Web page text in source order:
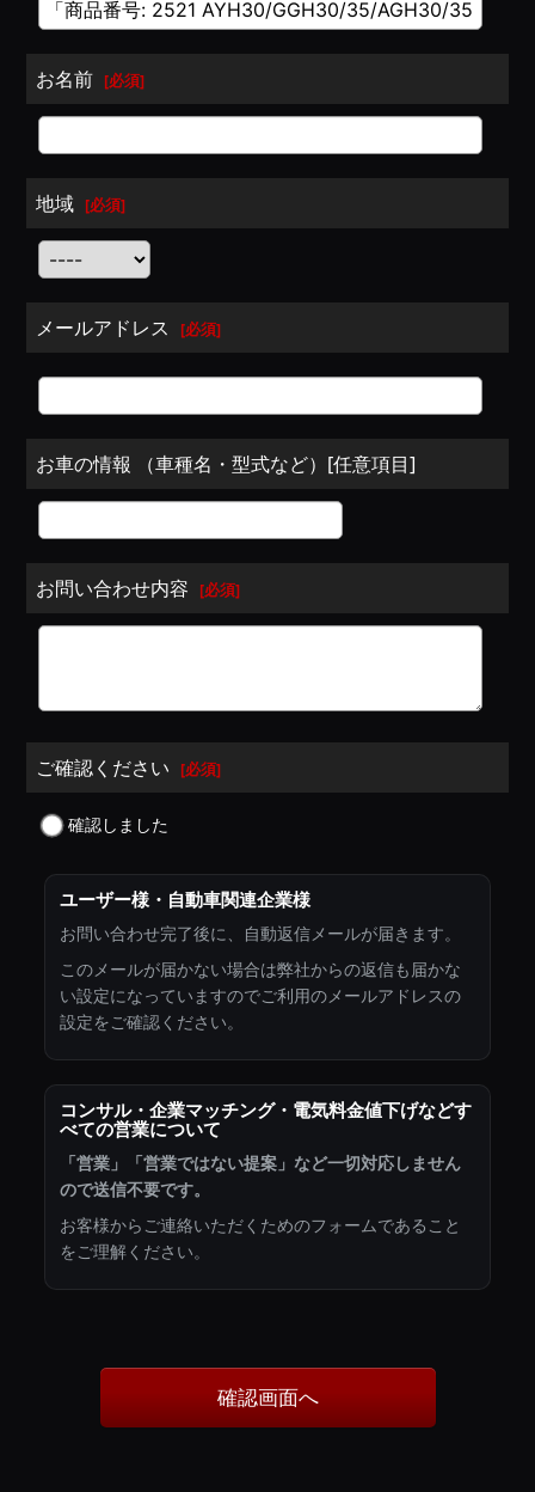
お名前 [必須]
地域 [必須]
メールアドレス [必須]
お車の情報 （車種名・型式など）[任意項目]
お問い合わせ内容 [必須]
ご確認ください [必須]
確認しました
ユーザー様・自動車関連企業様
お問い合わせ完了後に、自動返信メールが届きます。
このメールが届かない場合は弊社からの返信も届かな
い設定になっていますのでご利用のメールアドレスの
設定をご確認ください。
コンサル・企業マッチング・電気料金値下げなどす
べての営業について
「営業」「営業ではない提案」など一切対応しません
ので送信不要です。
お客様からご連絡いただくためのフォームであること
をご理解ください。
確認画面へ